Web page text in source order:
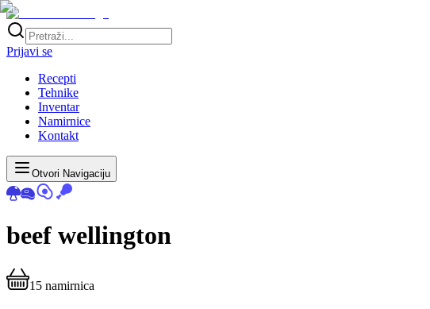
Prijavi se
Recepti
Tehnike
Inventar
Namirnice
Kontakt
Otvori Navigaciju
beef wellington
15 namirnica